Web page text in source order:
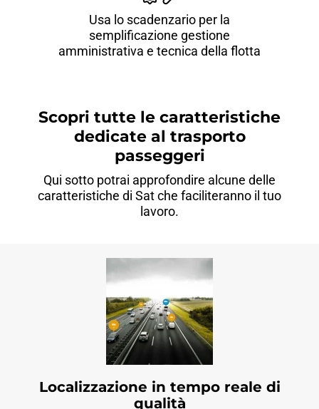
Usa lo scadenzario per la
semplificazione gestione
amministrativa e tecnica della flotta
Scopri tutte le caratteristiche
dedicate al trasporto
passeggeri
Qui sotto potrai approfondire alcune delle
caratteristiche di Sat che faciliteranno il tuo
lavoro.
Localizzazione in tempo reale di
qualità